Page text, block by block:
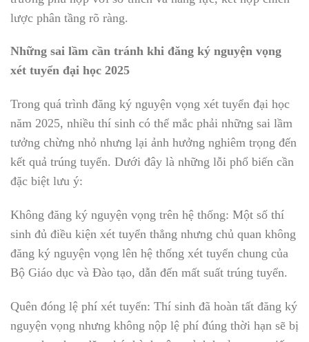
lược phân tầng rõ ràng.
Những sai lầm cần tránh khi đăng ký nguyện vọng
xét tuyển đại học 2025
Trong quá trình đăng ký nguyện vọng xét tuyển đại học
năm 2025, nhiều thí sinh có thể mắc phải những sai lầm
tưởng chừng nhỏ nhưng lại ảnh hưởng nghiêm trọng đến
kết quả trúng tuyển. Dưới đây là những lỗi phổ biến cần
đặc biệt lưu ý:
Không đăng ký nguyện vọng trên hệ thống: Một số thí
sinh đủ điều kiện xét tuyển thẳng nhưng chủ quan không
đăng ký nguyện vọng lên hệ thống xét tuyển chung của
Bộ Giáo dục và Đào tạo, dẫn đến mất suất trúng tuyển.
Quên đóng lệ phí xét tuyển: Thí sinh đã hoàn tất đăng ký
nguyện vọng nhưng không nộp lệ phí đúng thời hạn sẽ bị